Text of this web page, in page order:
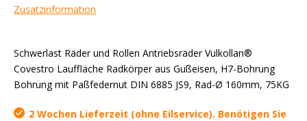
Zusatzinformation
Schwerlast Räder und Rollen Antriebsräder Vulkollan®
Covestro Lauffläche Radkörper aus Gußeisen, H7-Bohrung
Bohrung mit Paßfedernut DIN 6885 JS9, Rad-Ø 160mm, 75KG
2 Wochen Lieferzeit (ohne Eilservice). Benötigen Sie